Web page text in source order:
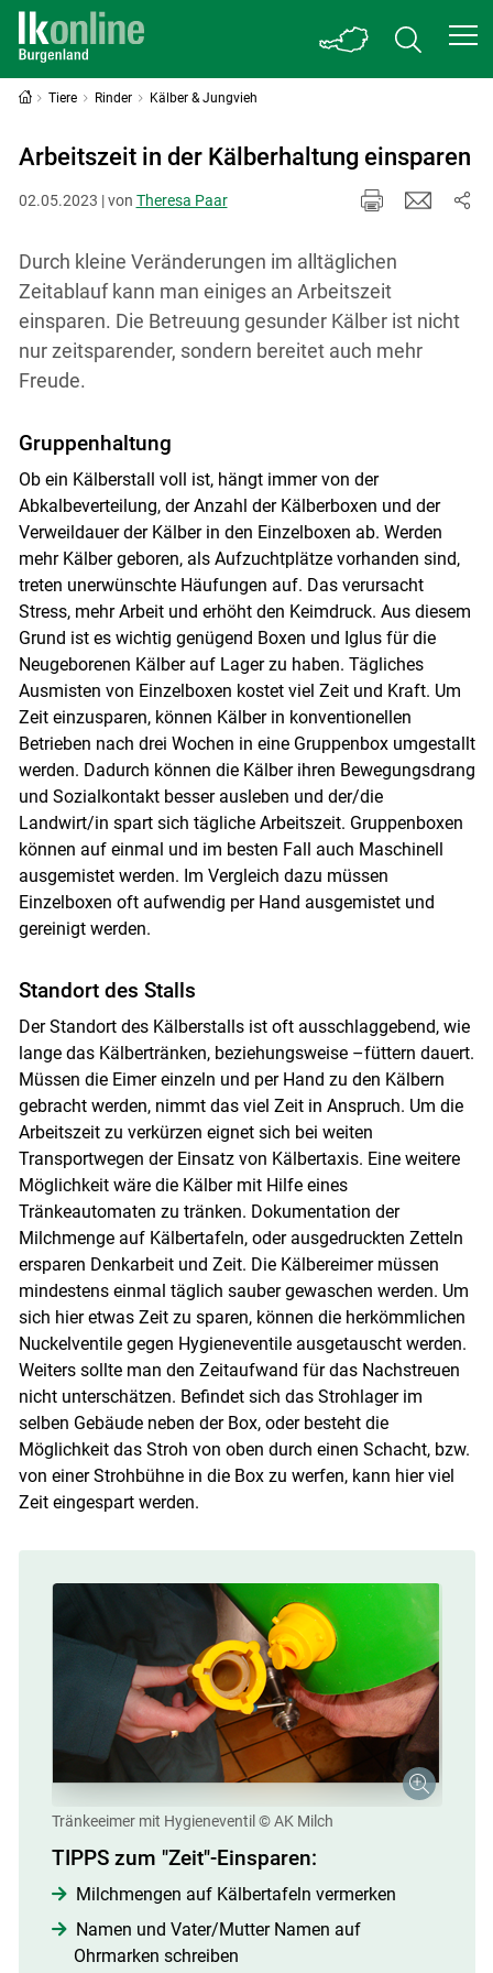
Skip to main content
Tiere Rinder Kälber & Jungvieh
Arbeitszeit in der Kälberhaltung einsparen
02.05.2023 | von Theresa Paar
Durch kleine Veränderungen im alltäglichen
Zeitablauf kann man einiges an Arbeitszeit
einsparen. Die Betreuung gesunder Kälber ist nicht
nur zeitsparender, sondern bereitet auch mehr
Freude.
Gruppenhaltung
Ob ein Kälberstall voll ist, hängt immer von der
Abkalbeverteilung, der Anzahl der Kälberboxen und der
Verweildauer der Kälber in den Einzelboxen ab. Werden
mehr Kälber geboren, als Aufzuchtplätze vorhanden sind,
treten unerwünschte Häufungen auf. Das verursacht
Stress, mehr Arbeit und erhöht den Keimdruck. Aus diesem
Grund ist es wichtig genügend Boxen und Iglus für die
Neugeborenen Kälber auf Lager zu haben. Tägliches
Ausmisten von Einzelboxen kostet viel Zeit und Kraft. Um
Zeit einzusparen, können Kälber in konventionellen
Betrieben nach drei Wochen in eine Gruppenbox umgestallt
werden. Dadurch können die Kälber ihren Bewegungsdrang
und Sozialkontakt besser ausleben und der/die
Landwirt/in spart sich tägliche Arbeitszeit. Gruppenboxen
können auf einmal und im besten Fall auch Maschinell
ausgemistet werden. Im Vergleich dazu müssen
Einzelboxen oft aufwendig per Hand ausgemistet und
gereinigt werden.
Standort des Stalls
Der Standort des Kälberstalls ist oft ausschlaggebend, wie
lange das Kälbertränken, beziehungsweise –füttern dauert.
Müssen die Eimer einzeln und per Hand zu den Kälbern
gebracht werden, nimmt das viel Zeit in Anspruch. Um die
Arbeitszeit zu verkürzen eignet sich bei weiten
Transportwegen der Einsatz von Kälbertaxis. Eine weitere
Möglichkeit wäre die Kälber mit Hilfe eines
Tränkeautomaten zu tränken. Dokumentation der
Milchmenge auf Kälbertafeln, oder ausgedruckten Zetteln
ersparen Denkarbeit und Zeit. Die Kälbereimer müssen
mindestens einmal täglich sauber gewaschen werden. Um
sich hier etwas Zeit zu sparen, können die herkömmlichen
Nuckelventile gegen Hygieneventile ausgetauscht werden.
Weiters sollte man den Zeitaufwand für das Nachstreuen
nicht unterschätzen. Befindet sich das Strohlager im
selben Gebäude neben der Box, oder besteht die
Möglichkeit das Stroh von oben durch einen Schacht, bzw.
von einer Strohbühne in die Box zu werfen, kann hier viel
Zeit eingespart werden.
Tränkeeimer mit Hygieneventil © AK Milch
TIPPS zum "Zeit"-Einsparen:
Milchmengen auf Kälbertafeln vermerken
Namen und Vater/Mutter Namen auf
Ohrmarken schreiben